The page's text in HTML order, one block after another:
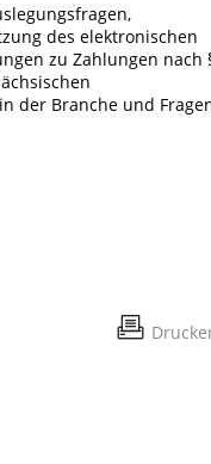
des elektronischen
zu Zahlungen nach
der Branche und